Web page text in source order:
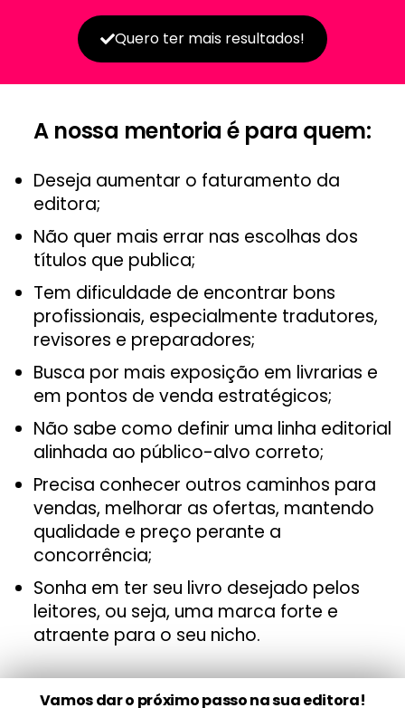
Quero ter mais resultados!
A nossa mentoria é para quem:
Deseja aumentar o faturamento da
editora;
Não quer mais errar nas escolhas dos
títulos que publica;
Tem dificuldade de encontrar bons
profissionais, especialmente tradutores,
revisores e preparadores;
Busca por mais exposição em livrarias e
em pontos de venda estratégicos;
Não sabe como definir uma linha editorial
alinhada ao público-alvo correto;
Precisa conhecer outros caminhos para
vendas, melhorar as ofertas, mantendo
qualidade e preço perante a
concorrência;
Sonha em ter seu livro desejado pelos
leitores, ou seja, uma marca forte e
atraente para o seu nicho.
Vamos dar o próximo passo na sua editora!